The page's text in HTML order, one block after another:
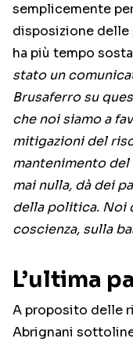
semplicemente
disposizione delle
ha più tempo
stato un
Brusaferro su
che noi siamo a
mitigazioni del
mantenimento
mai nulla, dà dei
della politica. Noi
coscienza, sulla
L’ultima
A proposito delle
Abrignani